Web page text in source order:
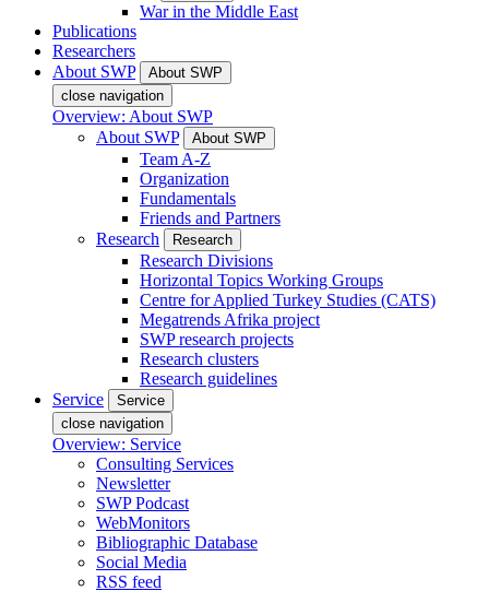
War in the Middle East
Publications
Researchers
About SWP
About SWP
close navigation
Overview: About SWP
About SWP
About SWP
Team A-Z
Organization
Fundamentals
Friends and Partners
Research
Research
Research Divisions
Horizontal Topics Working Groups
Centre for Applied Turkey Studies (CATS)
Megatrends Afrika project
SWP research projects
Research clusters
Research guidelines
Service
Service
close navigation
Overview: Service
Consulting Services
Newsletter
SWP Podcast
WebMonitors
Bibliographic Database
Social Media
RSS feed